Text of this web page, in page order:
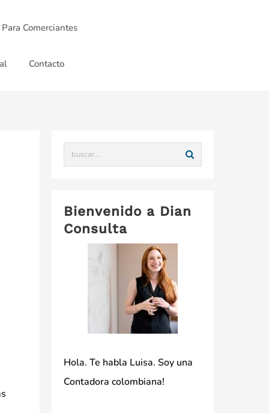
Comerciantes
Contacto
Bienvenido a Dian
Consulta
Hola. Te habla Luisa. Soy una
Contadora colombiana!